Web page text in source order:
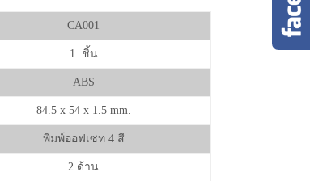
CA001
1 ชิ้น
ABS
84.5 x 54 x 1.5 mm.
พิมพ์ออฟเซท 4 สี
2 ด้าน